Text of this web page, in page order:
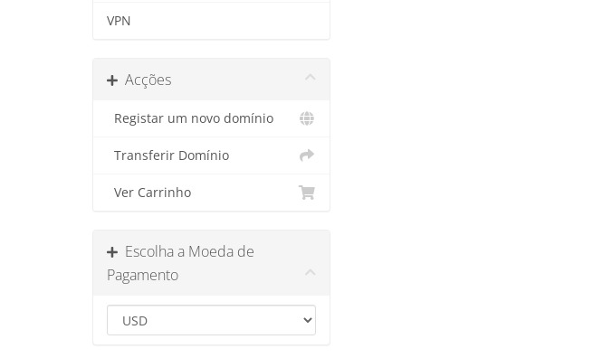
VPN
Acções
Registar um novo domínio
Transferir Domínio
Ver Carrinho
Escolha a Moeda de
Pagamento